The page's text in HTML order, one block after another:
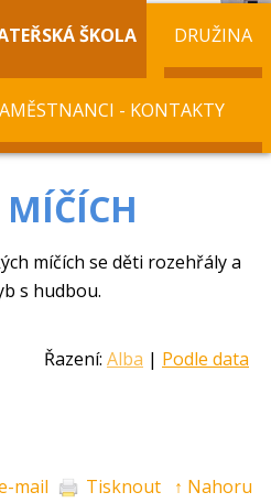
ŠKOLA DRUŽINA
- KONTAKTY
míčích se děti rozehřály a
s hudbou.
Řazení: Alba | Podle data
mail Tisknout ↑ Nahoru